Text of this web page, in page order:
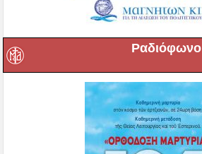
Ραδιόφωνο